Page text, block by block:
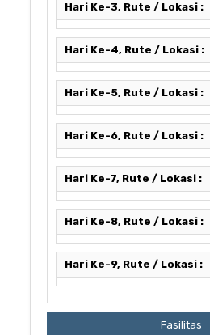
Hari Ke-3, Rute / Lokasi :
Hari Ke-4, Rute / Lokasi :
Hari Ke-5, Rute / Lokasi :
Hari Ke-6, Rute / Lokasi :
Hari Ke-7, Rute / Lokasi :
Hari Ke-8, Rute / Lokasi :
Hari Ke-9, Rute / Lokasi :
Fasilitas